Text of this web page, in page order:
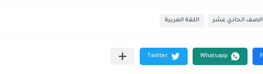
الصف الحادي عشر اللغة العربية